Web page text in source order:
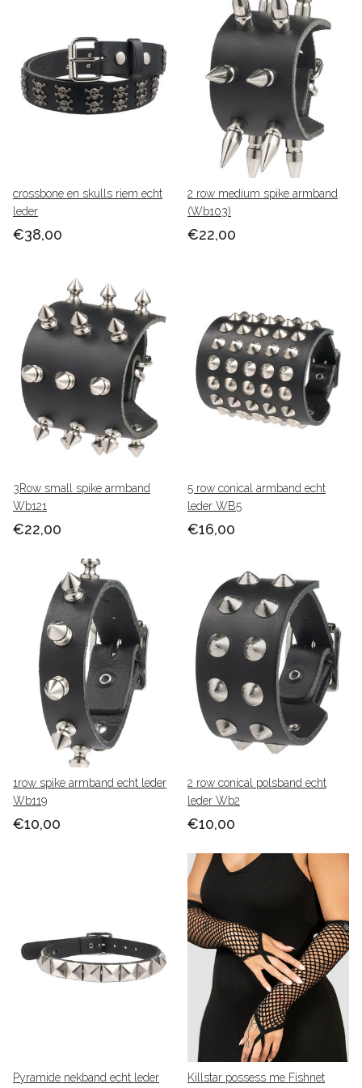
crossbone en skulls riem echt
leder
€38,00
2 row medium spike armband
(Wb103)
€22,00
3Row small spike armband
Wb121
€22,00
5 row conical armband echt
leder WB5
€16,00
1row spike armband echt leder
Wb119
€10,00
2 row conical polsband echt
leder Wb2
€10,00
Pyramide nekband echt leder Killstar possess me Fishnet